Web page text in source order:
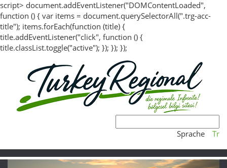
script> document.addEventListener("DOMContentLoaded",
function () { var items = document.querySelectorAll(".trg-acc-
title"); items.forEach(function (title) {
title.addEventListener("click", function () {
title.classList.toggle("active"); }); }); });
Sprache Tr